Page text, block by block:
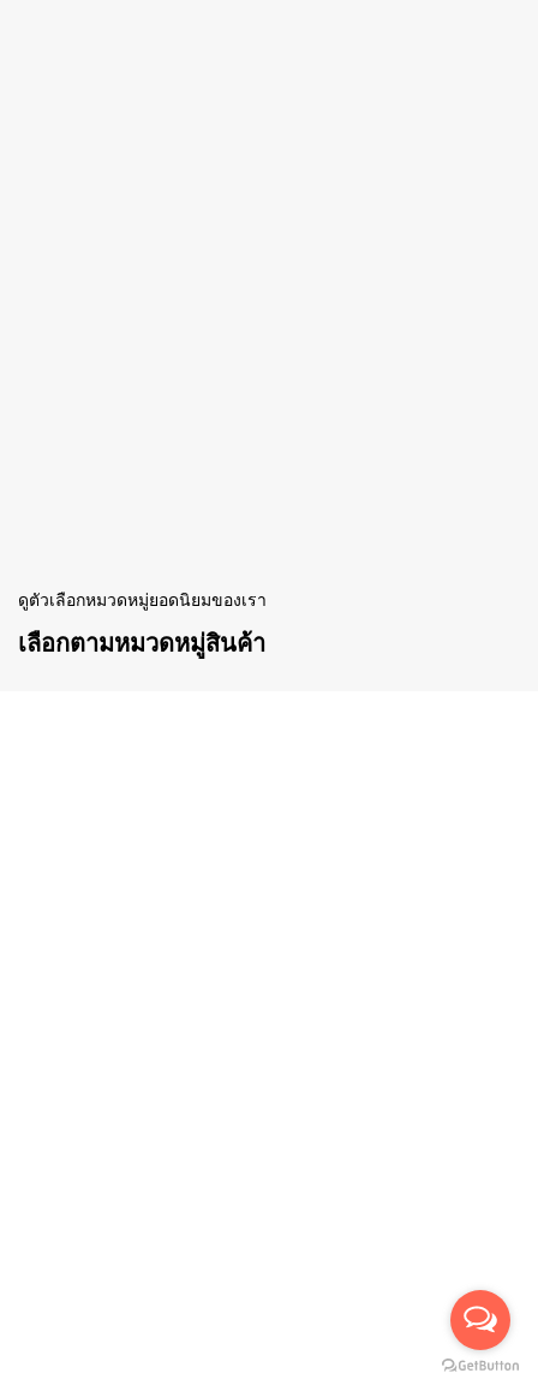
ดูตัวเลือกหมวดหมู่ยอดนิยมของเรา
เลือกตามหมวดหมู่สินค้า